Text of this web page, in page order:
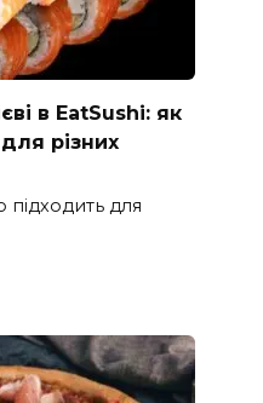
в EatSushi: як
різних
підходить для